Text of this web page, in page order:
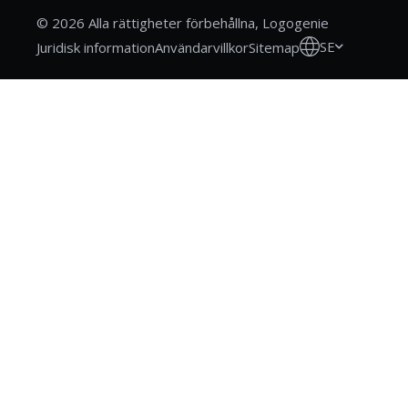
© 2026 Alla rättigheter förbehållna, Logogenie
Juridisk informationAnvändarvillkorSitemap SE